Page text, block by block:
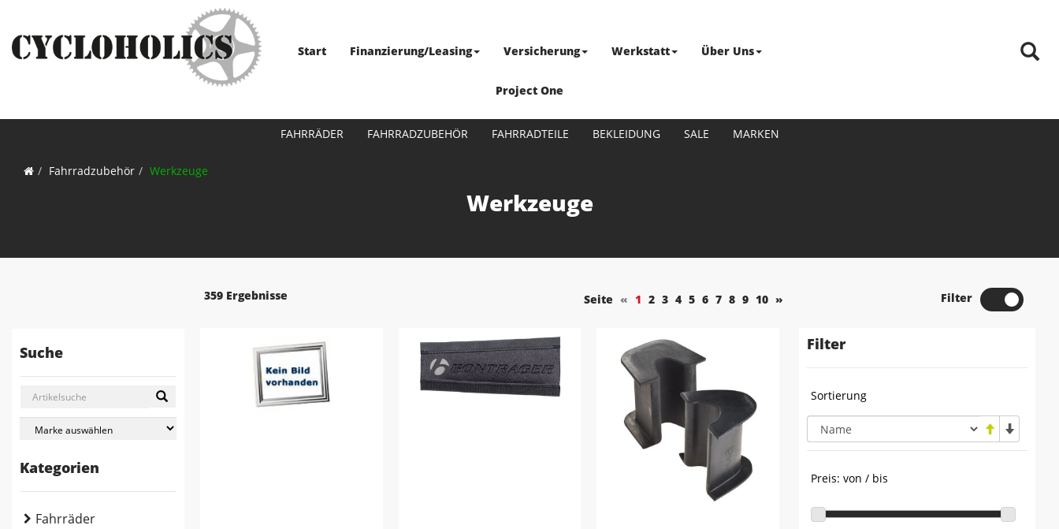
Start Finanzierung/Leasing Versicherung Werkstatt Über Uns
Project One
FAHRRÄDER FAHRRADZUBEHÖR FAHRRADTEILE BEKLEIDUNG SALE MARKEN
Fahrradzubehör Werkzeuge
Werkzeuge
Suche
Kategorien
Fahrräder
Seite « 1 2 3 4 5 6 7 8 9 10 »
359 Ergebnisse Filter
Filter
Sortierung
Preis: von / bis